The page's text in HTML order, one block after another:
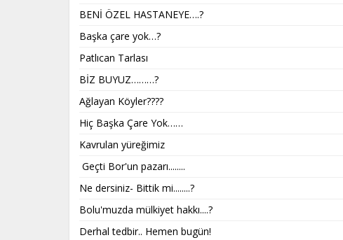
BENİ ÖZEL HASTANEYE….?
Başka çare yok…?
Patlıcan Tarlası
BİZ BUYUZ………?
Ağlayan Köyler????
Hiç Başka Çare Yok……
Kavrulan yüreğimiz
Geçti Bor'un pazarı........
Ne dersiniz- Bittik mi........?
Bolu'muzda mülkiyet hakkı....?
Derhal tedbir.. Hemen bugün!